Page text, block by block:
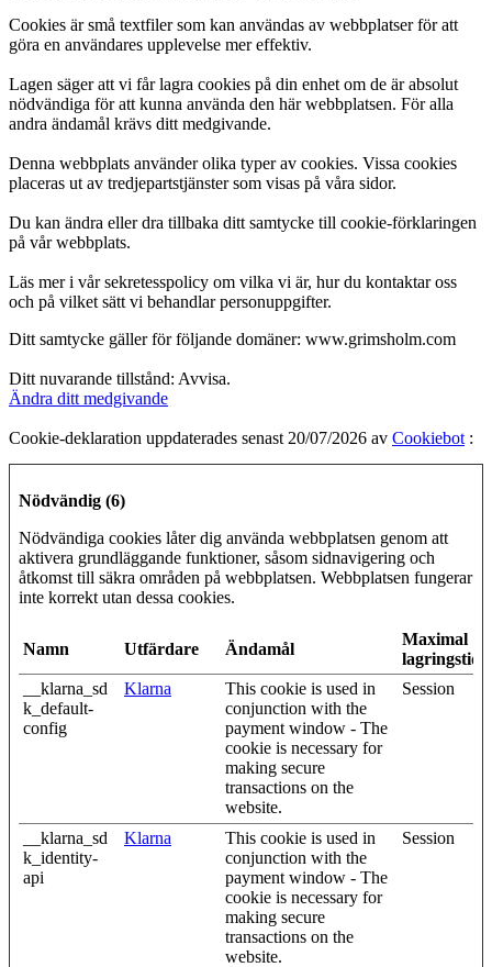
Cookies är små textfiler som kan användas av webbplatser för att
göra en användares upplevelse mer effektiv.
Lagen säger att vi får lagra cookies på din enhet om de är absolut
nödvändiga för att kunna använda den här webbplatsen. För alla
andra ändamål krävs ditt medgivande.
Denna webbplats använder olika typer av cookies. Vissa cookies
placeras ut av tredjepartstjänster som visas på våra sidor.
Du kan ändra eller dra tillbaka ditt samtycke till cookie-förklaringen
på vår webbplats.
Läs mer i vår sekretesspolicy om vilka vi är, hur du kontaktar oss
och på vilket sätt vi behandlar personuppgifter.
Ditt samtycke gäller för följande domäner: www.grimsholm.com
Ditt nuvarande tillstånd: Avvisa.
Ändra ditt medgivande
Cookie-deklaration uppdaterades senast 20/07/2026 av Cookiebot :
Nödvändig (6)
Nödvändiga cookies låter dig använda webbplatsen genom att
aktivera grundläggande funktioner, såsom sidnavigering och
åtkomst till säkra områden på webbplatsen. Webbplatsen fungerar
inte korrekt utan dessa cookies.
Namn Utfärdare Ändamål
Maximal
lagringstid
__klarna_sd
k_default-
config
Klarna
This cookie is used in
conjunction with the
payment window - The
cookie is necessary for
making secure
transactions on the
website.
Session
__klarna_sd
k_identity-
api
Klarna
This cookie is used in
conjunction with the
payment window - The
cookie is necessary for
making secure
transactions on the
website.
Session